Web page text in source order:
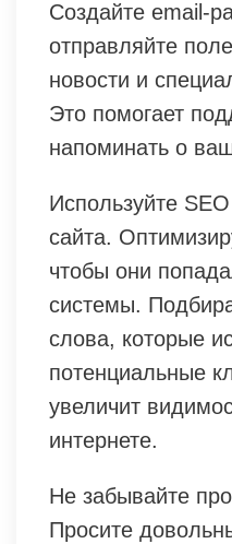
Создайте email-
отправляйте
новости и
Это помогает
напоминать о
Используйте
сайта.
чтобы они
системы.
слова, которые
потенциальные
увеличит
интернете.
Не забывайте
Просите